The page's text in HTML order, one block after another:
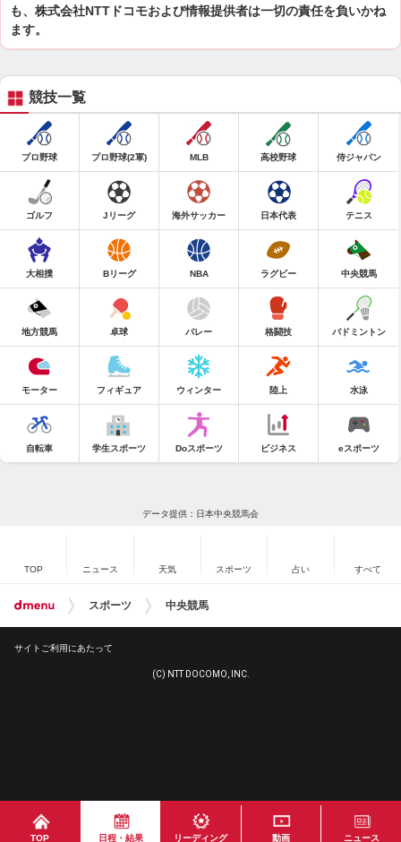
も、株式会社NTTドコモおよび情報提供者は一切の責任を負いかね
ます。
TOP 日程・結果 リーディング 動画 ニュース
競技一覧
プロ野球 プロ野球(2軍) MLB 高校野球 侍ジャパン
ゴルフ Jリーグ 海外サッカー 日本代表 テニス
大相撲 Bリーグ NBA ラグビー 中央競馬
地方競馬 卓球 バレー 格闘技 バドミントン
モーター フィギュア ウィンター 陸上 水泳
自転車 学生スポーツ Doスポーツ ビジネス eスポーツ
データ提供：日本中央競馬会
TOP ニュース 天気 スポーツ 占い すべて
スポーツ 中央競馬
サイトご利用にあたって
(C) NTT DOCOMO, INC.